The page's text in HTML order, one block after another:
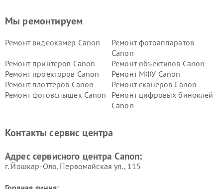
Мы ремонтируем
Ремонт видеокамер Canon
Ремонт фотоаппаратов
Canon
Ремонт принтеров Canon
Ремонт объективов Canon
Ремонт проекторов Canon
Ремонт МФУ Canon
Ремонт плоттеров Canon
Ремонт сканеров Canon
Ремонт фотовспышек Canon
Ремонт цифровых биноклей
Canon
Контакты сервис центра
Адрес сервисного центра Canon:
г. Йошкар-Ола, Первомайская ул., 115